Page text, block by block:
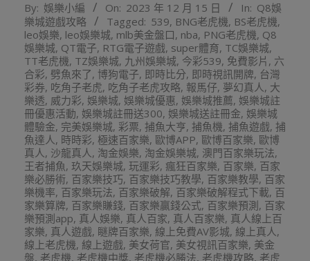
12-
15
By: 娛樂小編 On: 2023 年 12 月 15 日 In: Q8娛
樂城遊戲攻略
Tagged: 539, BNG老虎機, BS老虎機,
leo娛樂, leo娛樂城, mlb美金盤口, nba, PNG老虎機, Q8
娛樂城, QT電子, RTG電子遊戲, super體育, TC娛樂城,
TT老虎機, TZ娛樂城, 九州娛樂城, 今彩539, 免費影片 , 六
合彩, 劈魚來了, 博狗電子, 即時比分, 即時視訊開牌, 台灣
彩券, 吃角子老虎, 吃角子老虎攻略, 報馬仔, 夢幻真人, 大
樂透, 威力彩, 娛樂城, 娛樂城優惠, 娛樂城推薦, 娛樂城註
冊優惠活動, 娛樂城註冊送300, 娛樂城送註冊金, 娛樂城
體驗金, 完美娛樂城, 彩票, 捕魚大亨, 捕魚機, 捕魚遊戲, 捕
魚達人, 時時彩, 極速百家樂, 歐博APP, 歐博百家樂, 歐博
真人, 沙龍真人, 淘金娛樂, 淘金娛樂城, 澳門百家樂玩法,
王者捕魚, 玖天娛樂城, 玩運彩, 瘋狂百家樂, 百家樂, 百家
樂必勝術, 百家樂技巧, 百家樂技巧教學, 百家樂教學, 百家
樂機率, 百家樂玩法, 百家樂破解, 百家樂破解程式下載, 百
家樂算牌, 百家樂賺錢, 百家樂贏錢公式, 百家樂預測 , 百家
樂預測app, 真人娛樂, 真人百家, 真人百家樂, 真人線上百
家樂, 真人遊戲, 瞇牌百家樂, 線上免費AV影城, 線上真人,
線上老虎機, 線上遊戲, 美女荷官, 美女視訊百家樂, 美金
盤, 老虎機, 老虎機中獎, 老虎機必勝法, 老虎機攻略, 老虎